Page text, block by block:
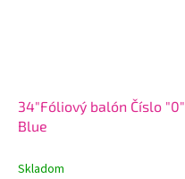
34"Fóliový balón Číslo "0"
Blue
Skladom